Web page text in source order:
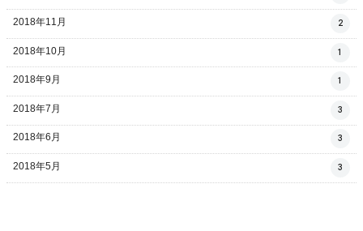
2018年11月 2
2018年10月 1
2018年9月 1
2018年7月 3
2018年6月 3
2018年5月 3